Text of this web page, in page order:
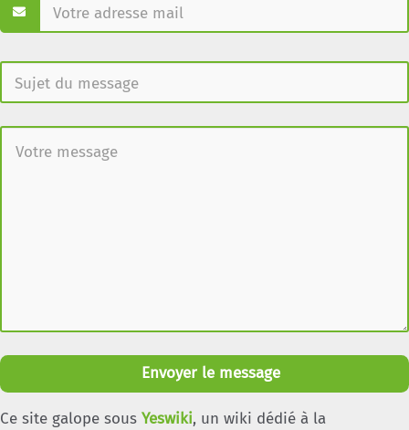
Envoyer le message
Ce site galope sous Yeswiki, un wiki dédié à la